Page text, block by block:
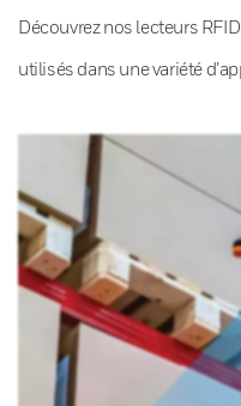
Découvrez nos lecteurs
utilisés dans une variété